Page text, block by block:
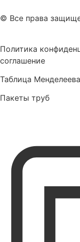
© Все права
Политика
соглашение
Таблица Менделеева
Пакеты труб